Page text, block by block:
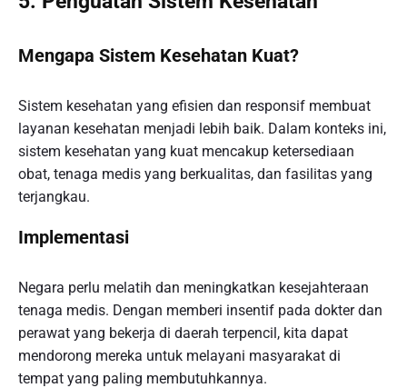
Mengapa Sistem Kesehatan Kuat?
Sistem kesehatan yang efisien dan responsif membuat
layanan kesehatan menjadi lebih baik. Dalam konteks ini,
sistem kesehatan yang kuat mencakup ketersediaan
obat, tenaga medis yang berkualitas, dan fasilitas yang
terjangkau.
Implementasi
Negara perlu melatih dan meningkatkan kesejahteraan
tenaga medis. Dengan memberi insentif pada dokter dan
perawat yang bekerja di daerah terpencil, kita dapat
mendorong mereka untuk melayani masyarakat di
tempat yang paling membutuhkannya.